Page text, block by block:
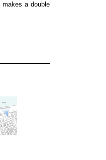
a double